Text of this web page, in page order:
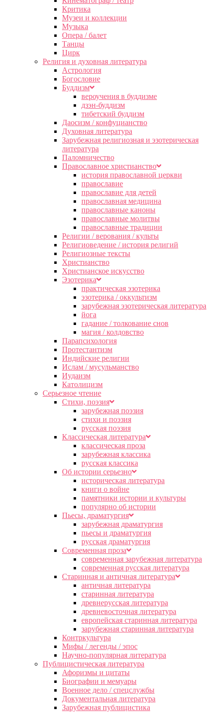
Критика
Музеи и коллекции
Музыка
Опера / балет
Танцы
Цирк
Религия и духовная литература
Астрология
Богословие
Буддизм
вероучения в буддизме
дзэн-буддизм
тибетский буддизм
Даосизм / конфуцианство
Духовная литература
Зарубежная религиозная и эзотерическая
литература
Паломничество
Православное христианство
история православной церкви
православие
православие для детей
православная медицина
православные каноны
православные молитвы
православные традиции
Религии / верования / культы
Религиоведение / история религий
Религиозные тексты
Христианство
Христианское искусство
Эзотерика
практическая эзотерика
эзотерика / оккультизм
зарубежная эзотерическая литература
йога
гадание / толкование снов
магия / колдовство
Парапсихология
Протестантизм
Индийские религии
Ислам / мусульманство
Иудаизм
Католицизм
Серьезное чтение
Cтихи, поэзия
зарубежная поэзия
стихи и поэзия
русская поэзия
Классическая литература
классическая проза
зарубежная классика
русская классика
Об истории серьезно
историческая литература
книги о войне
памятники истории и культуры
популярно об истории
Пьесы, драматургия
зарубежная драматургия
пьесы и драматургия
русская драматургия
Современная проза
современная зарубежная литература
современная русская литература
Старинная и античная литература
античная литература
старинная литература
древнерусская литература
древневосточная литература
европейская старинная литература
зарубежная старинная литература
Контркультура
Мифы / легенды / эпос
Научно-популярная литература
Публицистическая литература
Афоризмы и цитаты
Биографии и мемуары
Военное дело / спецслужбы
Документальная литература
Зарубежная публицистика